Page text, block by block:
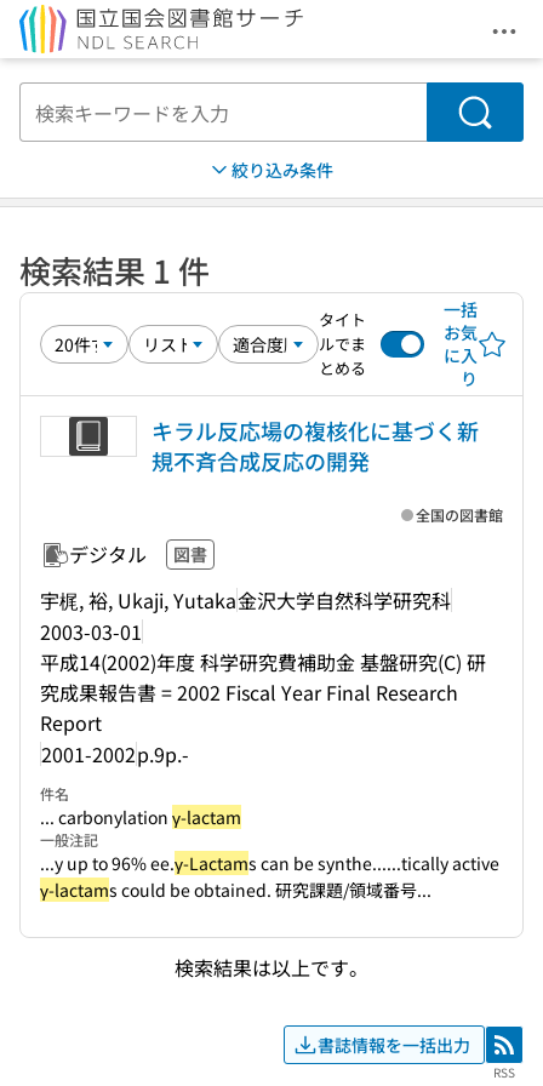
メ
検索
絞り込み条件
検索結果 1 件
タイト
ルでま
とめる
一括
お気
に入
り
キラル反応場の複核化に基づく新
規不斉合成反応の開発
デジタル 図書
宇梶, 裕, Ukaji, Yutaka金沢大学自然科学研究科
2003-03-01
平成14(2002)年度 科学研究費補助金 基盤研究(C) 研
究成果報告書 = 2002 Fiscal Year Final Research
Report
2001-2002p.9p.-
全国の図書館
件名
... carbonylation γ-lactam
一般注記
...y up to 96% ee.γ-Lactams can be synthe......tically active
γ-lactams could be obtained. 研究課題/領域番号...
検索結果は以上です。
書誌情報を一括出力 RSS
RSS